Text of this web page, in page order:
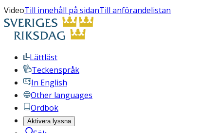
VideoTill innehåll på sidanTill anförandelistan
Lättläst
Teckenspråk
In English
Other languages
Ordbok
Aktivera lyssna